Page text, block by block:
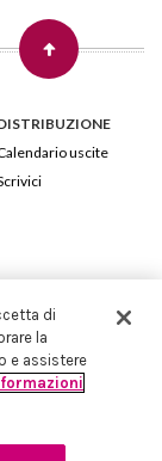
uscite
84 - 20135 Milano
Sociale 258.250 €
REA nr.1051898
di
la
e assistere